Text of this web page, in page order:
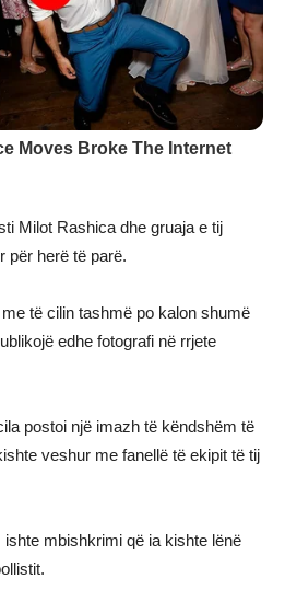
Milot Rashica dhe gruaja e tij
për herë të parë.
të cilin tashmë po kalon shumë
edhe fotografi në rrjete
postoi një imazh të këndshëm të
veshur me fanellë të ekipit të tij
ishte mbishkrimi që ia kishte lënë